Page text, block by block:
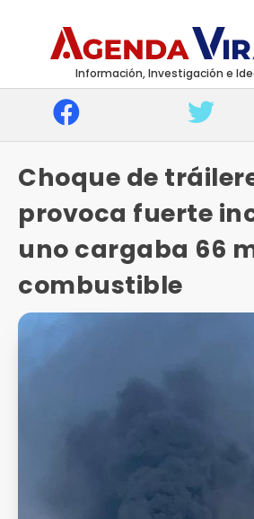
Información, Investigación e
Choque de
provoca fuerte
uno cargaba 66
combustible